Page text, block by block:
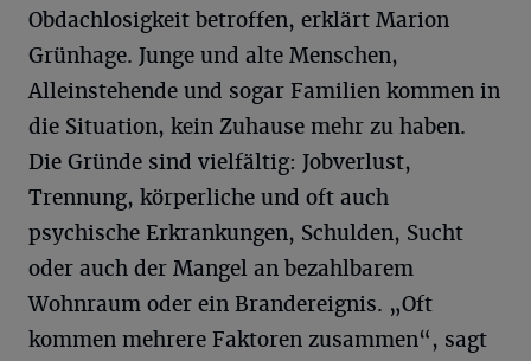
Obdachlosigkeit betroffen, erklärt Marion
Grünhage. Junge und alte Menschen,
Alleinstehende und sogar Familien kommen in
die Situation, kein Zuhause mehr zu haben.
Die Gründe sind vielfältig: Jobverlust,
Trennung, körperliche und oft auch
psychische Erkrankungen, Schulden, Sucht
oder auch der Mangel an bezahlbarem
Wohnraum oder ein Brandereignis. „Oft
kommen mehrere Faktoren zusammen“, sagt